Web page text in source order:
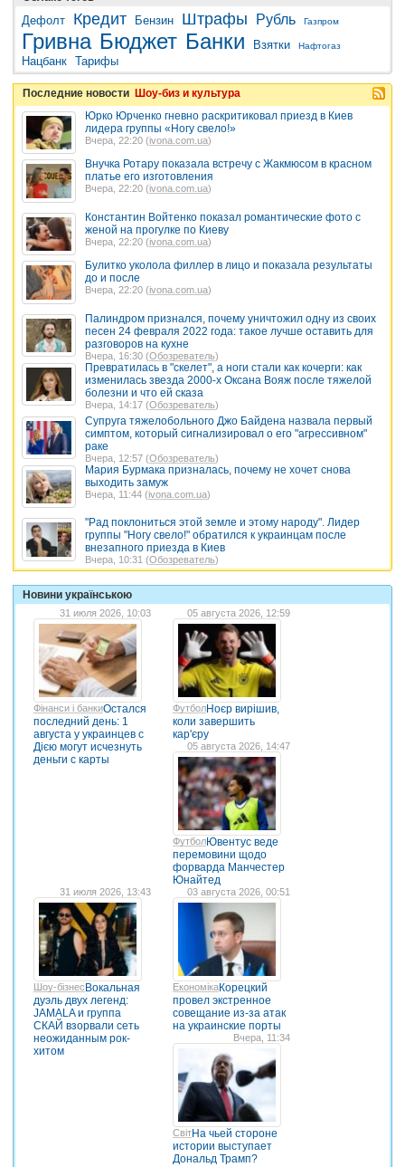
Дефолт Кредит Бензин Штрафы Рубль Газпром
Гривна Бюджет Банки Взятки Нафтогаз
Нацбанк Тарифы
Последние новости Шоу-биз и культура
Юрко Юрченко гневно раскритиковал приезд в Киев
лидера группы «Ногу свело!»
Вчера, 22:20 (ivona.com.ua)
Внучка Ротару показала встречу с Жакмюсом в красном
платье его изготовления
Вчера, 22:20 (ivona.com.ua)
Константин Войтенко показал романтические фото с
женой на прогулке по Киеву
Вчера, 22:20 (ivona.com.ua)
Булитко уколола филлер в лицо и показала результаты
до и после
Вчера, 22:20 (ivona.com.ua)
Палиндром признался, почему уничтожил одну из своих
песен 24 февраля 2022 года: такое лучше оставить для
разговоров на кухне
Вчера, 16:30 (Обозреватель)
Превратилась в "скелет", а ноги стали как кочерги: как
изменилась звезда 2000-х Оксана Вояж после тяжелой
болезни и что ей сказа
Вчера, 14:17 (Обозреватель)
Супруга тяжелобольного Джо Байдена назвала первый
симптом, который сигнализировал о его "агрессивном"
раке
Вчера, 12:57 (Обозреватель)
Мария Бурмака призналась, почему не хочет снова
выходить замуж
Вчера, 11:44 (ivona.com.ua)
"Рад поклониться этой земле и этому народу". Лидер
группы "Ногу свело!" обратился к украинцам после
внезапного приезда в Киев
Вчера, 10:31 (Обозреватель)
Новини українською
31 июля 2026, 10:03
Фінанси і банкиОстался
последний день: 1
августа у украинцев с
Дією могут исчезнуть
деньги с карты
05 августа 2026, 12:59
ФутболНоєр вирішив,
коли завершить
кар'єру
05 августа 2026, 14:47
ФутболЮвентус веде
перемовини щодо
форварда Манчестер
Юнайтед
31 июля 2026, 13:43
Шоу-бізнес Вокальная
дуэль двух легенд:
JAMALA и группа
СКАЙ взорвали сеть
неожиданным рок-
хитом
03 августа 2026, 00:51
ЕкономікаКорецкий
провел экстренное
совещание из-за атак
на украинские порты
Вчера, 11:34
СвітНа чьей стороне
истории выступает
Дональд Трамп?